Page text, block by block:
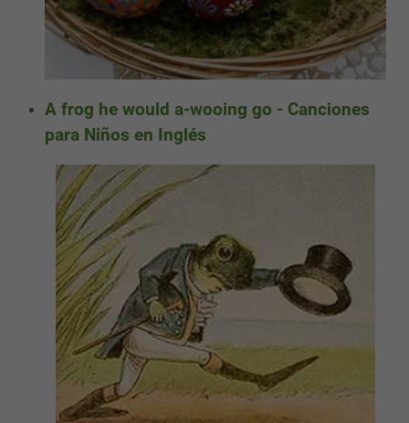
A frog he would a-wooing go - Canciones
para Niños en Inglés